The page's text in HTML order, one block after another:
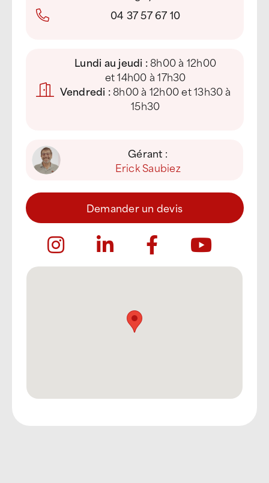
04 37 57 67 10
Lundi au jeudi :8h00 à 12h00
et 14h00 à 17h30
Vendredi :8h00 à 12h00 et 13h30 à
15h30
Gérant :
Erick Saubiez
Demander un devis